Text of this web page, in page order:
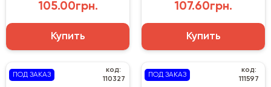
105.00грн.
Купить
107.60грн.
Купить
ПОД ЗАКАЗ
код:
110327
ПОД ЗАКАЗ
код:
111597